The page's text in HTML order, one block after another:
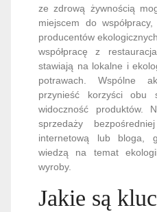
ze zdrową żywnością
miejscem do
producentów
współpracę z
stawiają na lokalne i
potrawach. Wspólne
przynieść korzyści obu
widoczność produktów.
sprzedaży
internetową lub bloga,
wiedzą na temat
wyroby.
Jakie są